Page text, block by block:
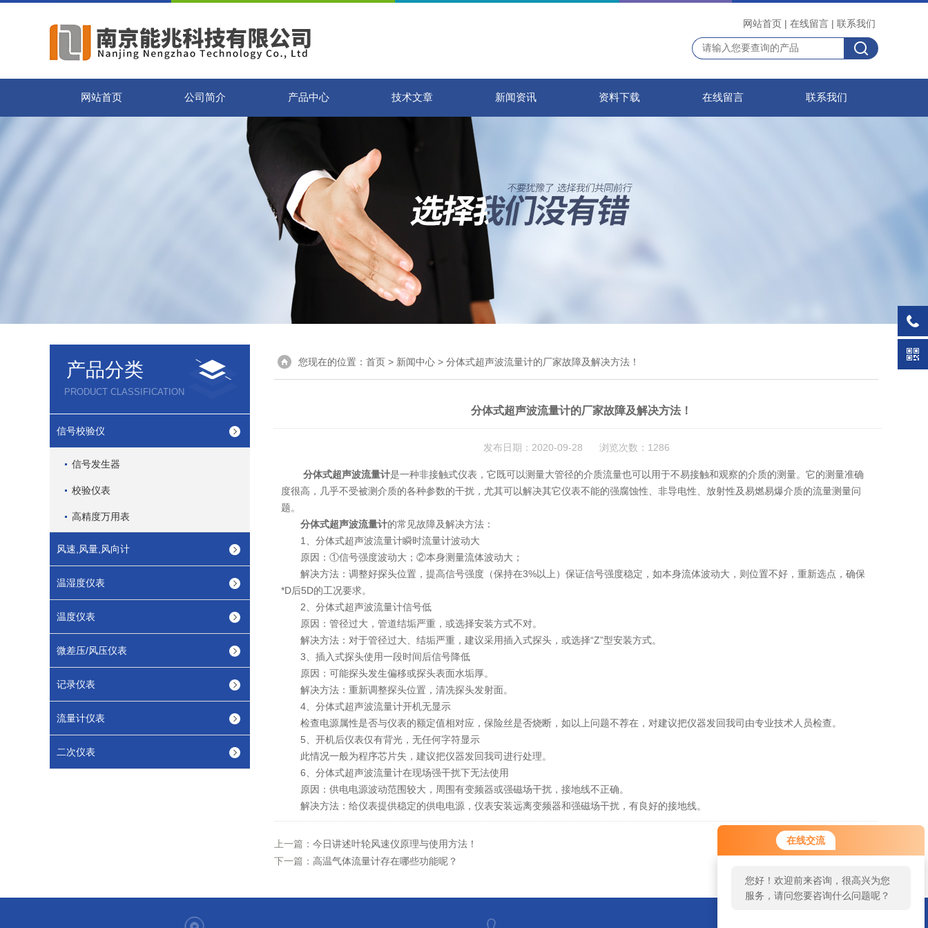
在线交流
您好！欢迎前来咨询，很高兴为您
服务，请问您要咨询什么问题呢？
网站首页 | 在线留言 | 联系我们
网站首页 公司简介 产品中心 技术文章 新闻资讯 资料下载 在线留言 联系我们
产品分类
PRODUCT CLASSIFICATION
信号校验仪
信号发生器
校验仪表
高精度万用表
风速,风量,风向计
温湿度仪表
温度仪表
微差压/风压仪表
记录仪表
流量计仪表
二次仪表
您现在的位置： 首页 > 新闻中心 > 分体式超声波流量计的厂家故障及解决方法！
分体式超声波流量计的厂家故障及解决方法！
发布日期：2020-09-28 浏览次数：1286
分体式超声波流量计是一种非接触式仪表，它既可以测量大管径的介质流量也可以用于不易接触和观察的介质的测量。它的测量准确
度很高，几乎不受被测介质的各种参数的干扰，尤其可以解决其它仪表不能的强腐蚀性、非导电性、放射性及易燃易爆介质的流量测量问
题。
分体式超声波流量计的常见故障及解决方法：
1、分体式超声波流量计瞬时流量计波动大
原因：①信号强度波动大；②本身测量流体波动大；
解决方法：调整好探头位置，提高信号强度（保持在3%以上）保证信号强度稳定，如本身流体波动大，则位置不好，重新选点，确保
*D后5D的工况要求。
2、分体式超声波流量计信号低
原因：管径过大，管道结垢严重，或选择安装方式不对。
解决方法：对于管径过大、结垢严重，建议采用插入式探头，或选择“Z”型安装方式。
3、插入式探头使用一段时间后信号降低
原因：可能探头发生偏移或探头表面水垢厚。
解决方法：重新调整探头位置，清冼探头发射面。
4、分体式超声波流量计开机无显示
检查电源属性是否与仪表的额定值相对应，保险丝是否烧断，如以上问题不荐在，对建议把仪器发回我司由专业技术人员检查。
5、开机后仪表仅有背光，无任何字符显示
此情况一般为程序芯片失，建议把仪器发回我司进行处理。
6、分体式超声波流量计在现场强干扰下无法使用
原因：供电电源波动范围较大，周围有变频器或强磁场干扰，接地线不正确。
解决方法：给仪表提供稳定的供电电源，仪表安装远离变频器和强磁场干扰，有良好的接地线。
上一篇： 今日讲述叶轮风速仪原理与使用方法！
下一篇： 高温气体流量计存在哪些功能呢？